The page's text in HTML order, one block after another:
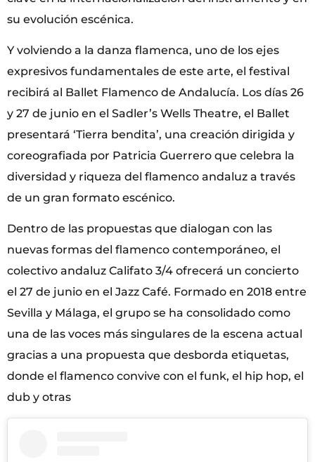
su evolución escénica.
Y volviendo a la danza flamenca, uno de los ejes
expresivos fundamentales de este arte, el festival
recibirá al Ballet Flamenco de Andalucía. Los días 26
y 27 de junio en el Sadler’s Wells Theatre, el Ballet
presentará ‘Tierra bendita’, una creación dirigida y
coreografiada por Patricia Guerrero que celebra la
diversidad y riqueza del flamenco andaluz a través
de un gran formato escénico.
Dentro de las propuestas que dialogan con las
nuevas formas del flamenco contemporáneo, el
colectivo andaluz Califato 3/4 ofrecerá un concierto
el 27 de junio en el Jazz Café. Formado en 2018 entre
Sevilla y Málaga, el grupo se ha consolidado como
una de las voces más singulares de la escena actual
gracias a una propuesta que desborda etiquetas,
donde el flamenco convive con el funk, el hip hop, el
dub y otras